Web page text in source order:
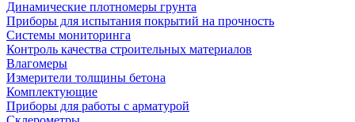
Динамические плотномеры грунта
Приборы для испытания покрытий на прочность
Системы мониторинга
Контроль качества строительных материалов
Влагомеры
Измерители толщины бетона
Комплектующие
Приборы для работы с арматурой